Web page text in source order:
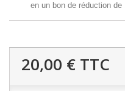
en un bon de réduction de
20,00 € TTC